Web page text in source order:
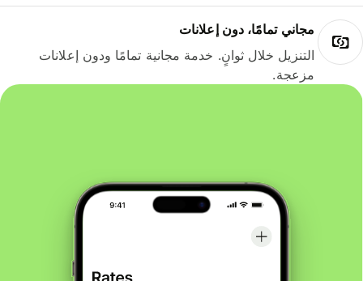
مجاني تمامًا، دون إعلانات
التنزيل خلال ثوانٍ. خدمة مجانية تمامًا ودون إعلانات
مزعجة.